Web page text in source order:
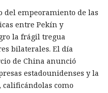
del empeoramiento de las
entre Pekín y
la frágil tregua
bilaterales. El día
de China anunció
estadounidenses y la
calificándolas como